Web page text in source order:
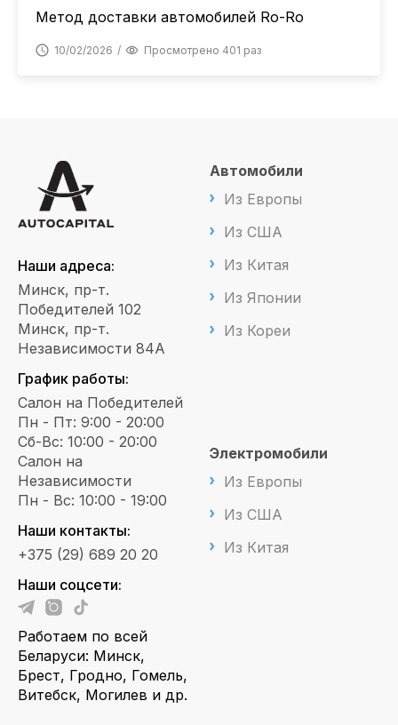
Метод доставки автомобилей Ro-Ro
10/02/2026 Просмотрено 401 раз
Наши адреса:
Минск, пр-т.
Победителей 102
Минск, пр-т.
Независимости 84А
График работы:
Салон на Победителей
Пн - Пт: 9:00 - 20:00
Сб-Вс: 10:00 - 20:00
Салон на
Независимости
Пн - Вс: 10:00 - 19:00
Наши контакты:
+375 (29) 689 20 20
Наши соцсети:
Работаем по всей
Беларуси: Минск,
Брест, Гродно, Гомель,
Витебск, Могилев и др.
Автомобили
Из Европы
Из США
Из Китая
Из Японии
Из Кореи
Электромобили
Из Европы
Из США
Из Китая